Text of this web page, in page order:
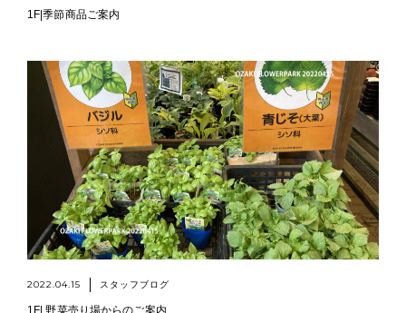
1F|季節商品ご案内
2022.04.15 スタッフブログ
1F| 野菜売り場からのご案内